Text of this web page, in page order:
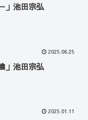
」池田宗弘
2025.06.25
」池田宗弘
2025.01.11